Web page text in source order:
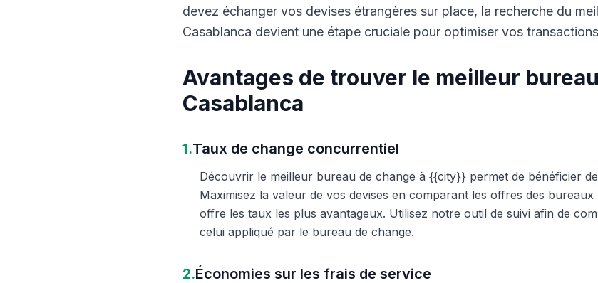
devez échanger vos devises étrangères sur place, la recherche du
Casablanca devient une étape cruciale pour optimiser vos
Avantages de trouver le meilleur
Casablanca
1.Taux de change concurrentiel
Découvrir le meilleur bureau de change à {{city}} permet de bénéficier
Maximisez la valeur de vos devises en comparant les offres des
offre les taux les plus avantageux. Utilisez notre outil de suivi afin de
celui appliqué par le bureau de change.
2.Économies sur les frais de service